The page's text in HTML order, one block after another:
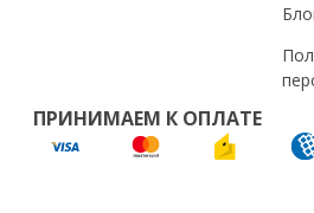
ПРИНИМАЕМ К ОПЛАТЕ